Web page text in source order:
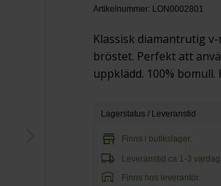
Artikelnummer: LON0002801
Klassisk diamantrutig
bröstet. Perfekt att
uppklädd. 100% bomull.
Lagerstatus / Leveranstid
store Finns i butikslager.
local_shipping Leveranstid ca 1-3
warehouse Finns hos leverantör.